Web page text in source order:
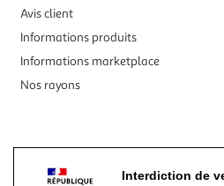
Avis client
Informations produits
Informations marketplace
Nos rayons
Interdiction de